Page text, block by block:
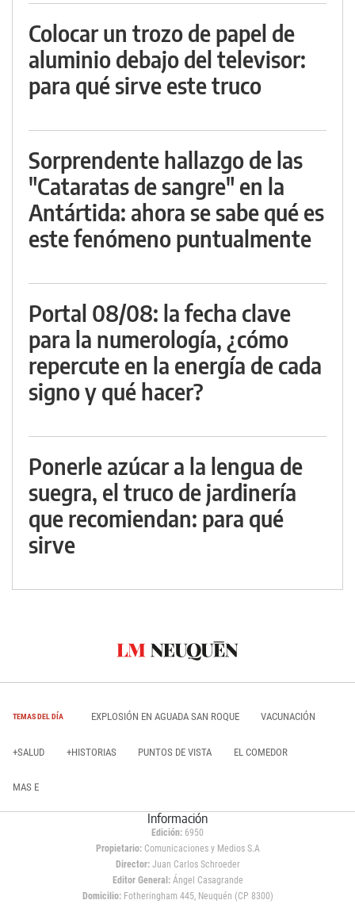
Colocar un trozo de papel de
aluminio debajo del televisor:
para qué sirve este truco
Sorprendente hallazgo de las
"Cataratas de sangre" en la
Antártida: ahora se sabe qué es
este fenómeno puntualmente
Portal 08/08: la fecha clave
para la numerología, ¿cómo
repercute en la energía de cada
signo y qué hacer?
Ponerle azúcar a la lengua de
suegra, el truco de jardinería
que recomiendan: para qué
sirve
TEMAS DEL DÍA EXPLOSIÓN EN AGUADA SAN ROQUE VACUNACIÓN
+SALUD +HISTORIAS PUNTOS DE VISTA EL COMEDOR
MAS E
Información
Edición: 6950
Propietario:Comunicaciones y Medios S.A
Director: Juan Carlos Schroeder
Editor General:Ángel Casagrande
Domicilio:Fotheringham 445, Neuquén (CP 8300)